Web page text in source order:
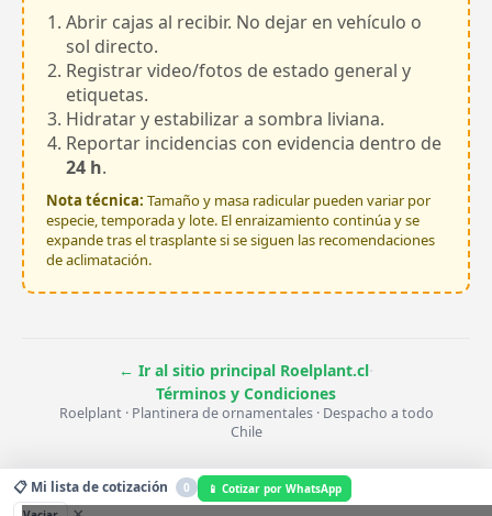
Abrir cajas al recibir. No dejar en vehículo o
sol directo.
Registrar video/fotos de estado general y
etiquetas.
Hidratar y estabilizar a sombra liviana.
Reportar incidencias con evidencia dentro de
24 h.
Nota técnica: Tamaño y masa radicular pueden variar por
especie, temporada y lote. El enraizamiento continúa y se
expande tras el trasplante si se siguen las recomendaciones
de aclimatación.
← Ir al sitio principal Roelplant.cl·
Términos y Condiciones
Roelplant · Plantinera de ornamentales · Despacho a todo
Chile
📋 Mi lista de cotización 0
📱 Cotizar por WhatsApp